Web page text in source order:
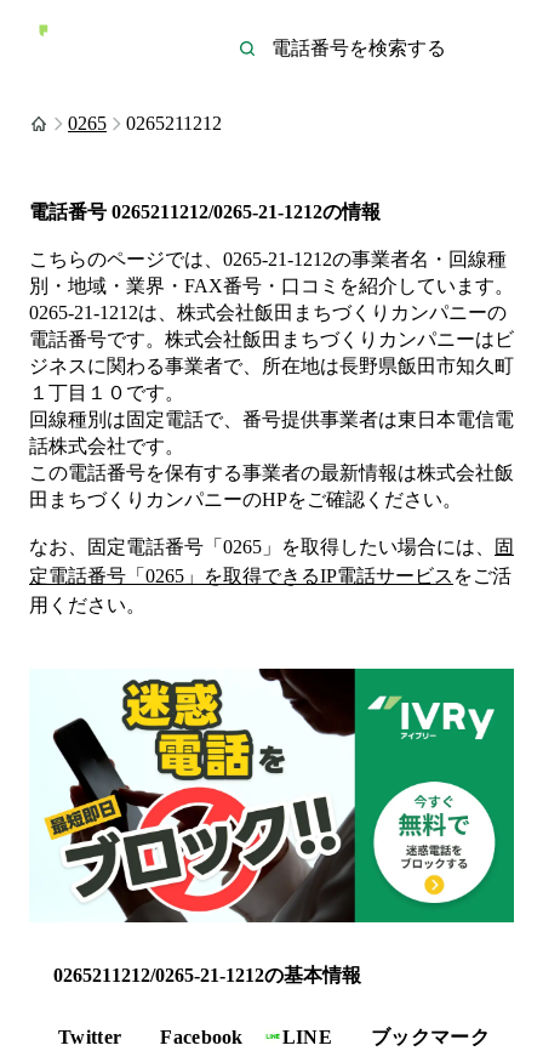
0265 0265211212
電話番号 0265211212/0265-21-1212の情報
こちらのページでは、 0265-21-1212の事業者名・回線種
別・地域・業界・FAX番号・口コミを紹介しています。
0265-21-1212は、 株式会社飯田まちづくりカンパニーの
電話番号です。 株式会社飯田まちづくりカンパニーは ビ
ジネスに関わる事業者で、所在地は長野県飯田市知久町
１丁目１０ です。
回線種別は固定電話で、番号提供事業者は東日本電信電
話株式会社です。
この電話番号を保有する事業者の最新情報は株式会社飯
田まちづくりカンパニーのHPをご確認ください。
なお、固定電話番号「 0265 」を取得したい場合には、
固
定電話番号「 0265 」を取得できるIP電話サービス をご活
用ください。
0265211212/0265-21-1212の基本情報
Twitter Facebook LINE
ブックマーク